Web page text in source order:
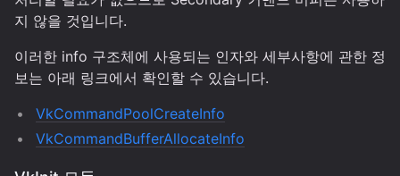
지 않을 것입니다.
이러한 info 구조체에 사용되는 인자와 세부사항에 관한 정
보는 아래 링크에서 확인할 수 있습니다.
VkCommandPoolCreateInfo
VkCommandBufferAllocateInfo